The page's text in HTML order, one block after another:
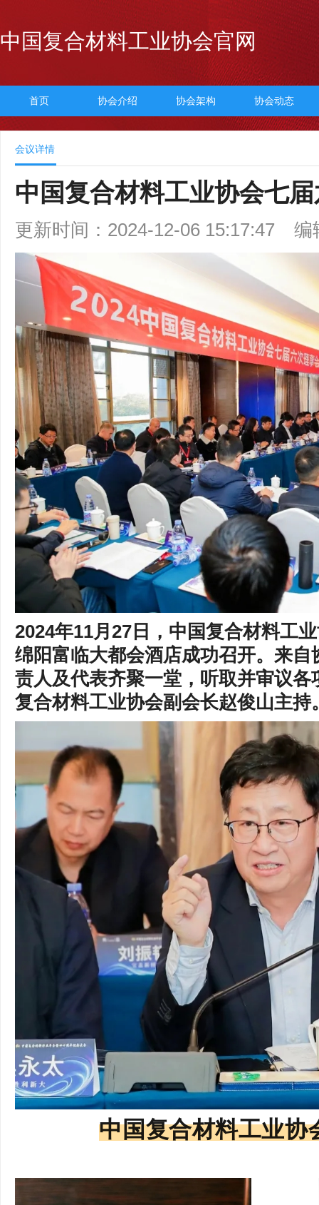
中国复合材料工业协会官网
首页 协会介绍 协会架构 协会动态
会议详情
中国复合材料工业协会七
更新时间：2024-12-06 15:17:47 编
2024年11月27日，中国复合材料工
绵阳富临大都会酒店成功召开。来
责人及代表齐聚一堂，听取并审议
复合材料工业协会副会长赵俊山主持
中国复合材料工业协